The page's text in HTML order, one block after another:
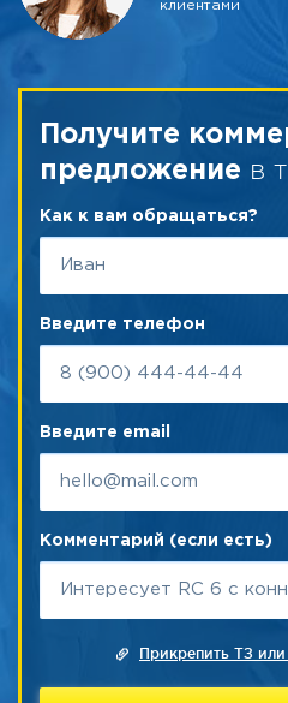
клиентами
Получите
предложение в
Как к вам обращаться?
Введите телефон
Введите email
Комментарий (если есть)
Прикрепить ТЗ